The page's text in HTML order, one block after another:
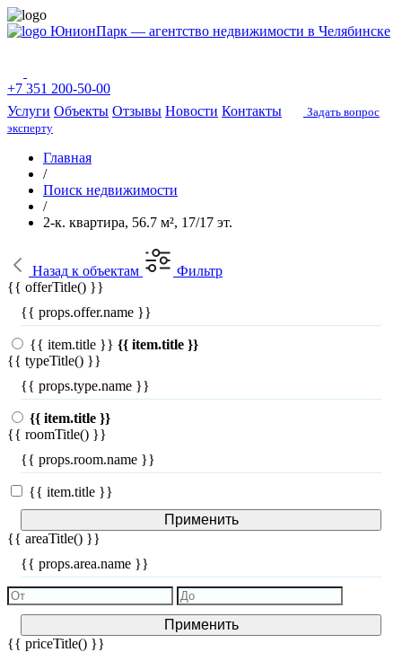
ЮнионПарк — агентство недвижимости в Челябинске
+7 351 200-50-00
Услуги Объекты Отзывы Новости Контакты
Задать вопрос
эксперту
Главная
/
Поиск недвижимости
/
2-к. квартира, 56.7 м², 17/17 эт.
Назад к объектам
Фильтр
{{ offerTitle() }}
{{ props.offer.name }}
{{ item.title }} {{ item.title }}
{{ typeTitle() }}
{{ props.type.name }}
{{ item.title }}
{{ roomTitle() }}
{{ props.room.name }}
{{ item.title }}
Применить
{{ areaTitle() }}
{{ props.area.name }}
Применить
{{ priceTitle() }}